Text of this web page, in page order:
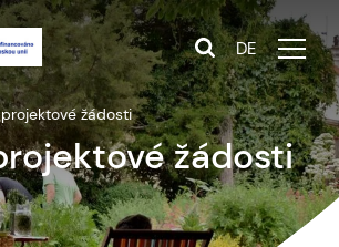
DE
žádosti
žádosti